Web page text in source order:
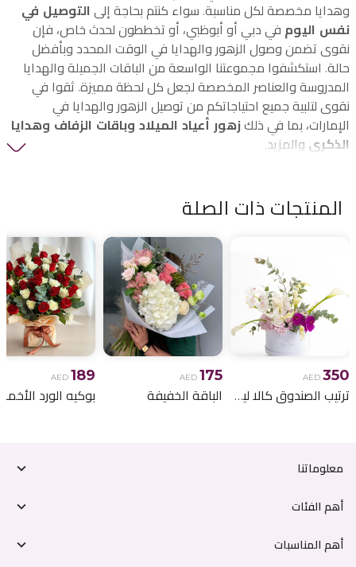
وهدايا مخصصة لكل مناسبة. سواء كنتم بحاجة إلى التوصيل في
نفس اليوم في دبي أو أبوظبي، أو تخططون لحدث خاص، فإن
نقوى تضمن وصول الزهور والهدايا في الوقت المحدد وبأفضل
حالة. استكشفوا مجموعتنا الواسعة من الباقات الجميلة والهدايا
المدروسة والعناصر المخصصة لجعل كل لحظة مميزة. ثقوا في
نقوى لتلبية جميع احتياجاتكم من توصيل الزهور والهدايا في
الإمارات، بما في ذلك زهور أعياد الميلاد وباقات الزفاف وهدايا
الذكرى والمزيد.
المنتجات ذات الصلة
AED 350
ترتيب الصندوق كالا ليلي
AED 175
الباقة الخفيفة
AED 189
معلوماتنا
أهم الفئات
أهم المناسبات